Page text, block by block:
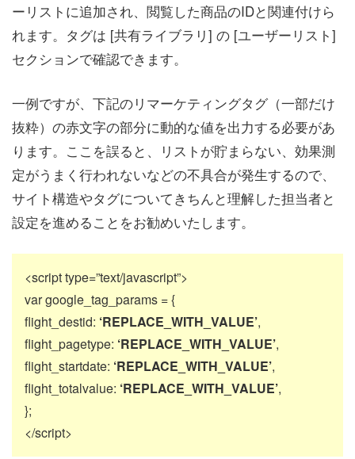
ーリストに追加され、閲覧した商品のIDと関連付けら
れます。タグは [共有ライブラリ] の [ユーザーリスト]
セクションで確認できます。
一例ですが、下記のリマーケティングタグ（一部だけ
抜粋）の赤文字の部分に動的な値を出力する必要があ
ります。ここを誤ると、リストが貯まらない、効果測
定がうまく行われないなどの不具合が発生するので、
サイト構造やタグについてきちんと理解した担当者と
設定を進めることをお勧めいたします。
<script type=”text/javascript”>
var google_tag_params = {
flight_destid: ‘REPLACE_WITH_VALUE’,
flight_pagetype: ‘REPLACE_WITH_VALUE’,
flight_startdate: ‘REPLACE_WITH_VALUE’,
flight_totalvalue: ‘REPLACE_WITH_VALUE’,
};
</script>